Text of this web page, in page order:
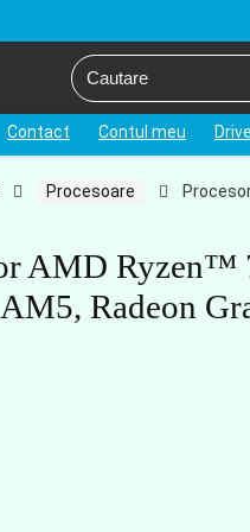
Contact Contul meu
Procesoare
AMD Ryzen™
Radeon